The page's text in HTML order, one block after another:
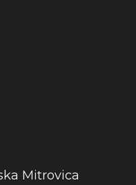
Mitrovica